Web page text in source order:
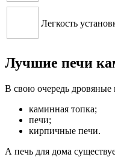
Легкость
Лучшие печи
В свою очередь дровяные
каминная топка;
печи;
кирпичные печи.
А печь для дома